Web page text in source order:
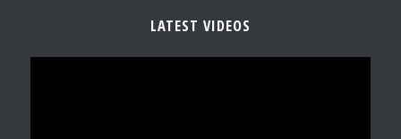
LATEST VIDEOS